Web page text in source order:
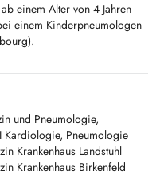
einem Alter von 4 Jahren
einem Kinderpneumologen
que les enfants âgés
consulter un
CHL Kannerklinik de
und Pneumologie,
Kardiologie, Pneumologie
Krankenhaus Landstuhl
Krankenhaus Birkenfeld